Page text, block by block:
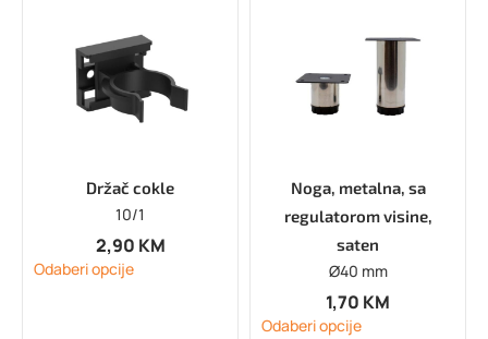
Držač cokle
10/1
2,90 KM
Odaberi opcije
Noga, metalna, sa
regulatorom visine,
saten
Ø40 mm
1,70 KM
Odaberi opcije